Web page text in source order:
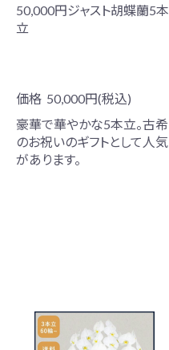
50,000円ジャスト胡蝶蘭5本
立
価格 50,000円(税込)
豪華で華やかな5本立。古希
のお祝いのギフトとして人気
があります。